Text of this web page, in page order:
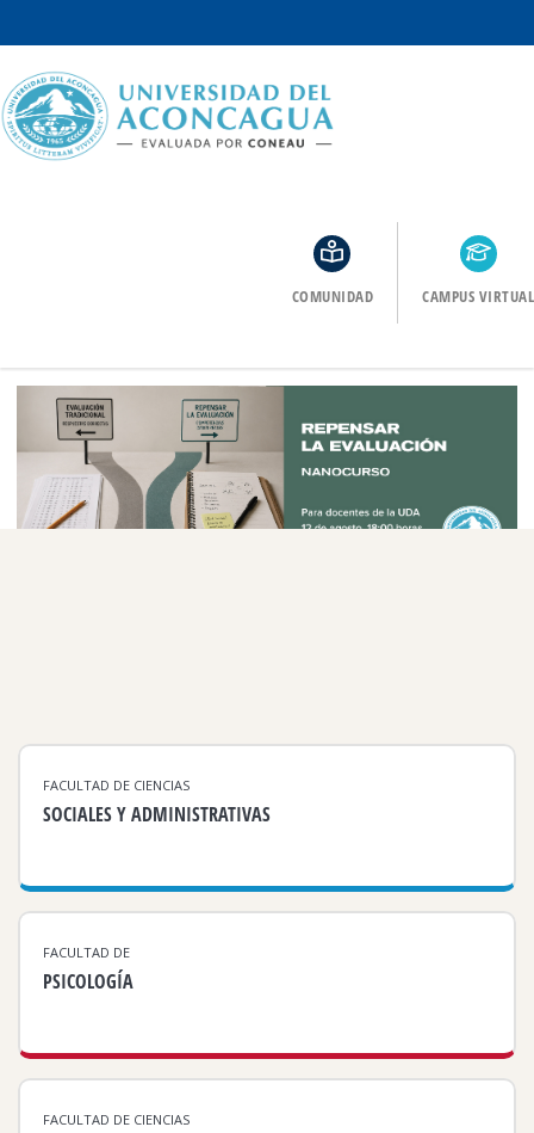
COMUNIDAD CAMPUS VIRTUAL
FACULTAD DE CIENCIAS
SOCIALES Y ADMINISTRATIVAS
FACULTAD DE
PSICOLOGÍA
FACULTAD DE CIENCIAS